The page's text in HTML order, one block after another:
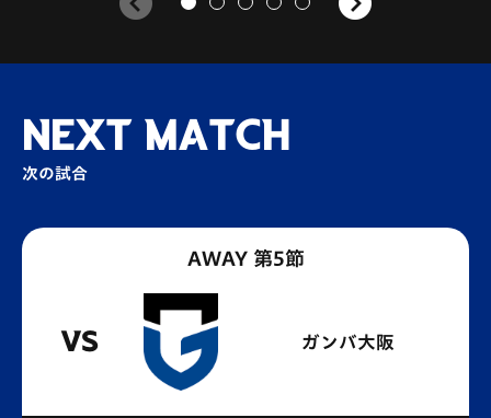
NEXT MATCH
次の試合
AWAY 第5節
VS ガンバ大阪